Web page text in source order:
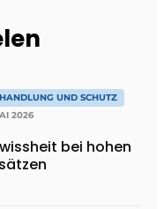
UND SCHUTZ
2026
bei hohen